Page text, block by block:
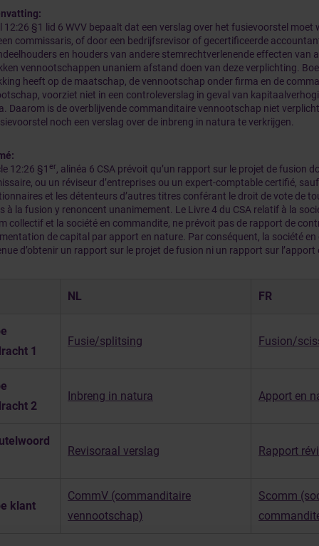
12:26 §1 lid 6 WVV bepaalt dat een verslag over het fusievoorstel moet
commissaris, of door een bedrijfsrevisor of gecertificeerde
en houders van andere stemrechtverlenende effecten van
vennootschappen unaniem afstand doen van deze verplichting.
heeft op de maatschap, de vennootschap onder firma en de
voorziet niet in een controleverslag in geval van
Daarom is de overblijvende commanditaire vennootschap niet
noch een verslag over de inbreng in natura te verkrijgen.
12:26 §1 er, alinéa 6 CSA prévoit qu’un rapport sur le projet de fusion
ou un réviseur d’entreprises ou un expert-comptable certifié,
et les détenteurs d’autres titres conférant le droit de vote de
à la fusion y renoncent unanimement. Le Livre 4 du CSA relatif à la
collectif et la société en commandite, ne prévoit pas de rapport de
de capital par apport en nature. Par conséquent, la société en
d’obtenir un rapport sur le projet de fusion ni un rapport sur l’apport
NL FR
1
Fusie/splitsing Fusion/
2
Inbreng in natura Apport en
Revisoraal verslag Rapport
klant
CommV (commanditaire
vennootschap)
Scomm